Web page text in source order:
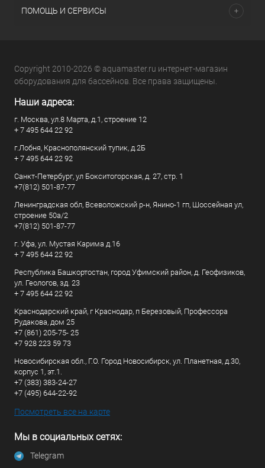
ПОМОЩЬ И СЕРВИСЫ
Copyright 2010-2026 © aquamaster.ru интернет-магазин
оборудования для бассейнов. Все права защищены.
Наши адреса:
г. Москва, ул.8 Марта, д.1, строение 12
+ 7 495 644 22 92
г.Лобня, Краснополянский тупик, д.2Б
+ 7 495 644 22 92
Санкт-Петербург, ул Бокситогорская, д. 27, стр. 1
+7(812) 501-87-77
Ленинградская обл, Всеволожский р-н, Янино-1 гп, Шоссейная ул,
строение 50а/2
+7(812) 501-87-77
г. Уфа, ул. Мустая Карима д.16
+ 7 495 644 22 92
Республика Башкортостан, город Уфимский район, д. Геофизиков,
ул. Геологов, зд. 23
+ 7 495 644 22 92
Краснодарский край, г Краснодар, п Березовый, Профессора
Рудакова, дом 25
+7 (861) 205-75- 25
+7 928 223 59 73
Новосибирская обл., Г.О. Город Новосибирск, ул. Планетная, д.30,
корпус 1, эт.1.
+7 (383) 383-24-27
+7 (495) 644-22-92
Посмотреть все на карте
Мы в социальных сетях:
Telegram